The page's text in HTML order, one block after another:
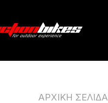
ΑΡΧΙΚΗ ΣΕΛΙΔΑ